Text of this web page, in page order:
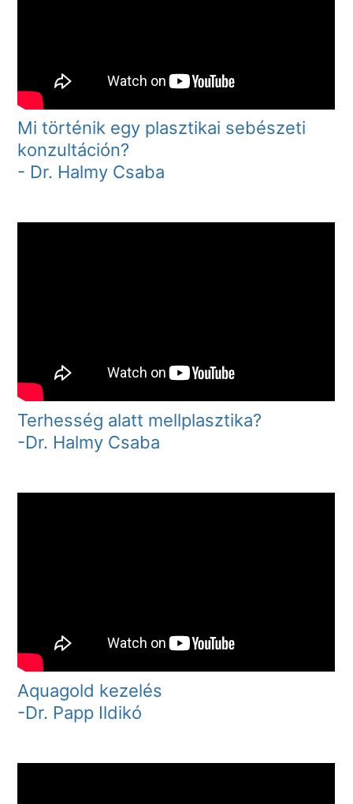
Mi történik egy plasztikai sebészeti
konzultáción?
- Dr. Halmy Csaba
Terhesség alatt mellplasztika?
-Dr. Halmy Csaba
Aquagold kezelés
-Dr. Papp Ildikó